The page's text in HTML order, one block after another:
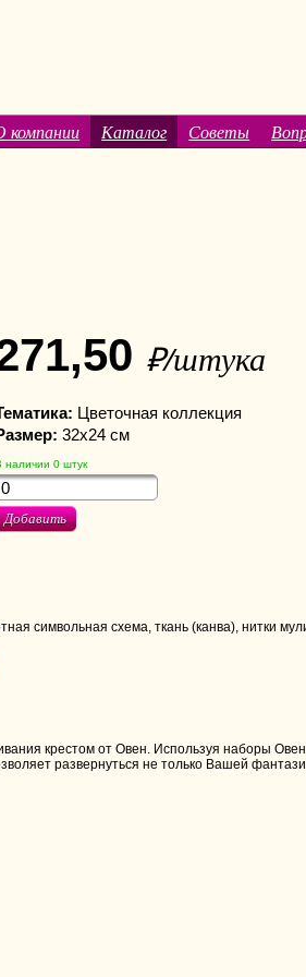
компании Каталог Советы
₽/штука
Цветочная коллекция
32х24 см
наличии 0 штук
Добавить
символьная схема, ткань (канва), нитки
крестом от Овен. Используя наборы
развернуться не только Вашей